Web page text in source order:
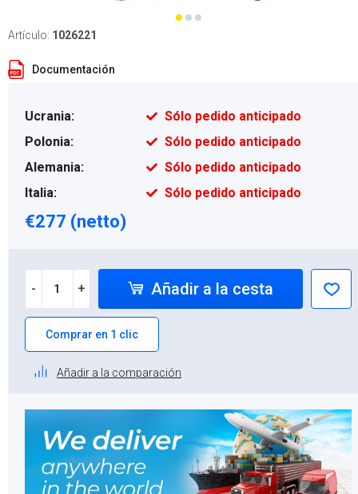
Artículo: 1026221
Documentación
Ucrania:
Sólo pedido anticipado
Polonia:
Sólo pedido anticipado
Alemania:
Sólo pedido anticipado
Italia:
Sólo pedido anticipado
€277 (netto)
- + Añadir a la cesta
Comprar en 1 clic
Añadir a la comparación